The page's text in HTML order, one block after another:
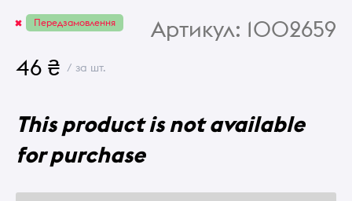
Передзамовлення Артикул: 1002659
46 ₴ / за шт.
This product is not available
for purchase